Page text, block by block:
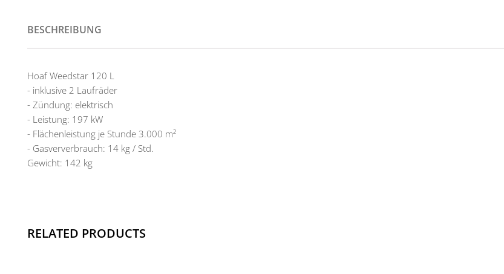
BESCHREIBUNG
Hoaf Weedstar 120 L
- inklusive 2 Laufräder
- Zündung: elektrisch
- Leistung: 197 kW
- Flächenleistung je Stunde 3.000 m²
- Gasververbrauch: 14 kg / Std.
Gewicht: 142 kg
RELATED PRODUCTS